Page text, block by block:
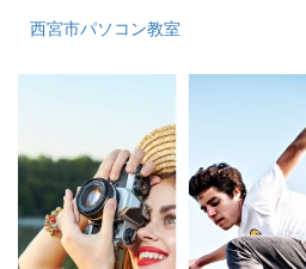
西宮市パソコン教室